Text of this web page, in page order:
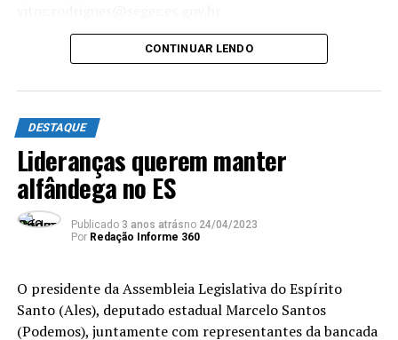
ATÉ A PRÓXIMA
ensino
NÃO PERCA
Dia Livre de Impostos em Campos promete até 70% de
descontos
CONTINUAR LENDO
DESTAQUE
Lideranças querem manter
alfândega no ES
Publicado 3 anos atrásno 24/04/2023
Por Redação Informe 360
O presidente da Assembleia Legislativa do Espírito
Santo (Ales), deputado estadual Marcelo Santos
(Podemos), juntamente com representantes da bancada